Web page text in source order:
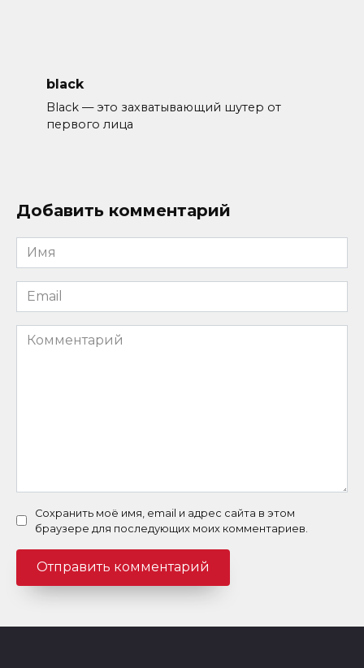
black
Black — это захватывающий шутер от
первого лица
Добавить комментарий
Имя
*
Email
*
Комментарий
Сохранить моё имя, email и адрес сайта в этом
браузере для последующих моих комментариев.